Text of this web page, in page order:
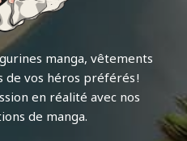
manga, vêtements
de vos héros préférés !
en réalité avec nos
de manga.